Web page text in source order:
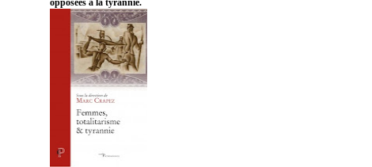
opposées à la tyrannie.